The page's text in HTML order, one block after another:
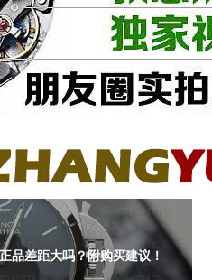
品差距大吗？附购买建议！